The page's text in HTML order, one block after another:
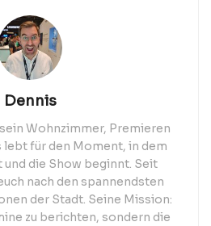
Dennis
Wohnzimmer, Premieren
lebt für den Moment, in dem
und die Show beginnt. Seit
nach den spannendsten
der Stadt. Seine Mission:
zu berichten, sondern die